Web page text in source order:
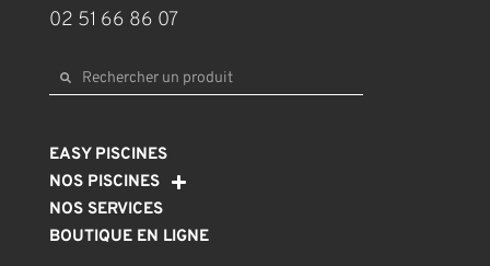
02 51 66 86 07
EASY PISCINES
NOS PISCINES
NOS SERVICES
BOUTIQUE EN LIGNE